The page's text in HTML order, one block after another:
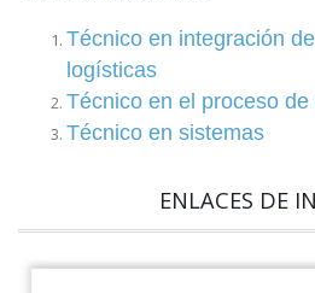
Técnico en integración
logísticas
Técnico en el proceso
Técnico en sistemas
ENLACES DE